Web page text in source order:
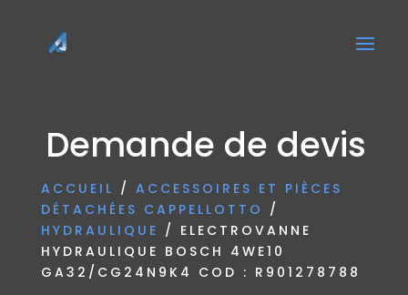
Demande de devis
ACCUEIL / ACCESSOIRES ET PIÈCES
DÉTACHÉES CAPPELLOTTO /
HYDRAULIQUE / ELECTROVANNE
HYDRAULIQUE BOSCH 4WE10
GA32/CG24N9K4 COD : R901278788